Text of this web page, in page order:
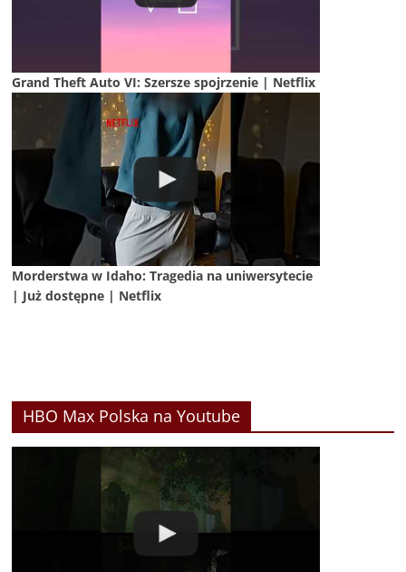
Grand Theft Auto VI: Szersze spojrzenie | Netflix
Morderstwa w Idaho: Tragedia na uniwersytecie
| Już dostępne | Netflix
HBO Max Polska na Youtube